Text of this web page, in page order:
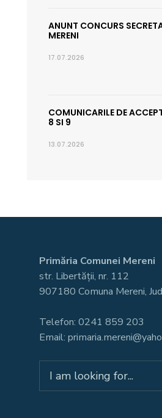
ANUNT CONCURS
MERENI
17.07.2026
COMUNICARILE DE
8 SI 9
13.07.2026
Primăria Comunei Mereni
str. Libertății, nr. 112
907180 Comuna Mereni,
Telefon: 0241 859 203
Email:
for: